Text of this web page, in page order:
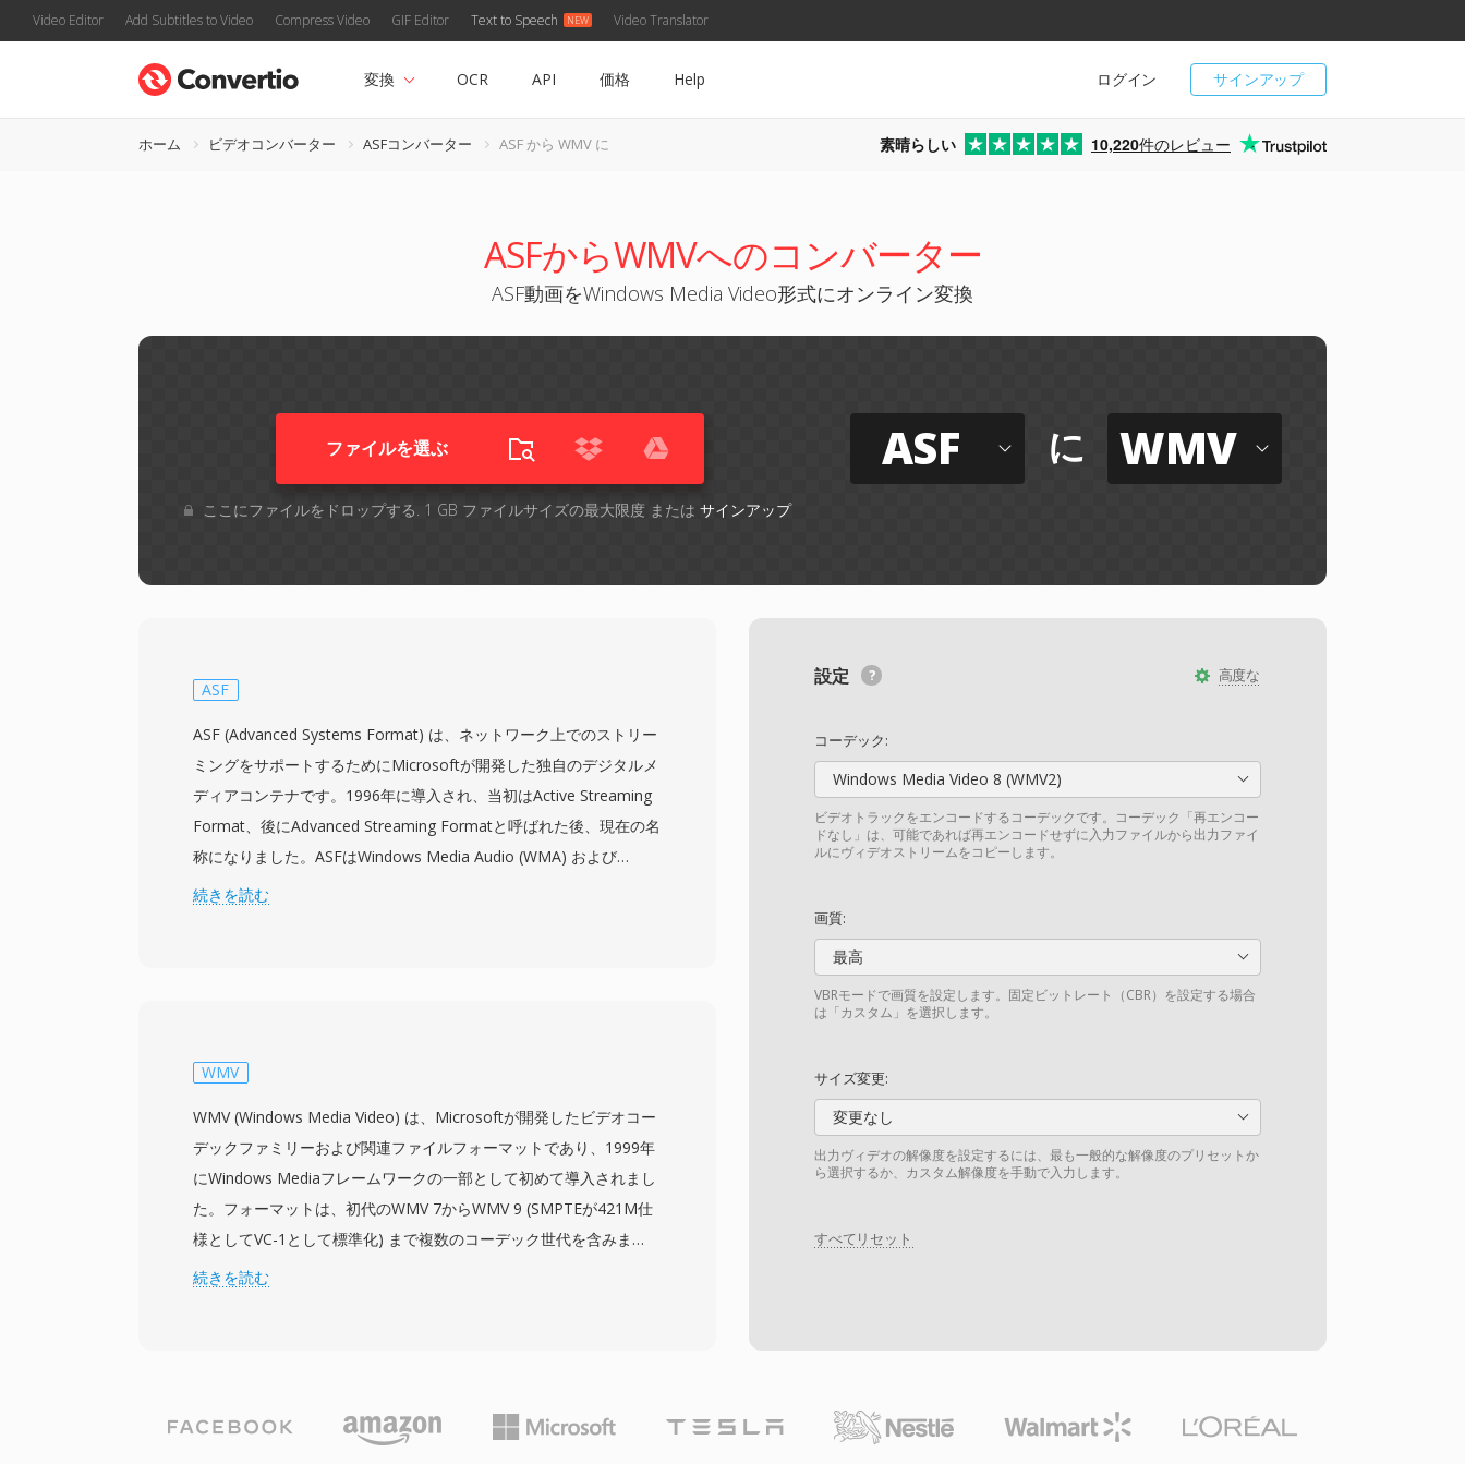
Video Editor Add Subtitles to Video Compress Video GIF Editor Text to Speech Video Translator
サインアップ
ログイン
変換 OCR API 価格 Help
ホーム ビデオコンバーター ASFコンバーター ASF から WMV に 素晴らしい 10,220件のレビュー
ASFからWMVへのコンバーター
ASF動画をWindows Media Video形式にオンライン変換
ファイルを選ぶ
ここにファイルをドロップする. 1 GB ファイルサイズの最大限度 または サインアップ
ASF に WMV
高度な
設定
コーデック:
Windows Media Video 8 (WMV2)
ビデオトラックをエンコードするコーデックです。コーデック「再エンコー
ドなし」は、可能であれば再エンコードせずに入力ファイルから出力ファイ
ルにヴィデオストリームをコピーします。
画質:
最高
VBRモードで画質を設定します。固定ビットレート（CBR）を設定する場合
は「カスタム」を選択します。
サイズ変更:
変更なし
出力ヴィデオの解像度を設定するには、最も一般的な解像度のプリセットか
ら選択するか、カスタム解像度を手動で入力します。
すべてリセット
ASF
ASF (Advanced Systems Format) は、ネットワーク上でのストリー
ミングをサポートするためにMicrosoftが開発した独自のデジタルメ
ディアコンテナです。1996年に導入され、当初はActive Streaming
Format、後にAdvanced Streaming Formatと呼ばれた後、現在の名
称になりました。ASFはWindows Media Audio (WMA) および
Windows Media Video (WMV) コンテンツの基盤コンテナとして機
ト、実際のメディアコンテンツを保持するデータオブジェクト、効
ブジェクトが含まれます。重要な利点の一つはデジタル著作権管理
の組み込みサポートであり、オンラインメディアの黎明期にASFは
商用コンテンツ配信で人気の選択肢となりました。コンテナは映
像、音声、スクリプトコマンド、メタデータマーカーを含む複数の
同期ストリームを処理します。多くの用途でより新しいコンテナに
取って代わられましたが、ASFはレガシーのWindowsメディアエコ
続きを読む
WMV
WMV (Windows Media Video) は、Microsoftが開発したビデオコー
デックファミリーおよび関連ファイルフォーマットであり、1999年
にWindows Mediaフレームワークの一部として初めて導入されまし
た。フォーマットは、初代のWMV 7からWMV 9 (SMPTEが421M仕
様としてVC-1として標準化) まで複数のコーデック世代を含みま
す。WMVファイルは通常ASF (Advanced Systems Format) ラッパ
ォーマットはWindowsオペレーティングシステム、Windows Media
Player、サーバーサイドストリーミングインフラストラクチャに深
続きを読む